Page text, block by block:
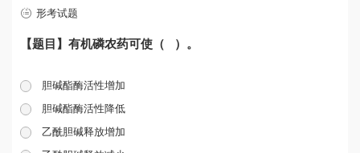
形考试题
【题目】有机磷农药可使（ ）。
胆碱酯酶活性增加
胆碱酯酶活性降低
乙酰胆碱释放增加